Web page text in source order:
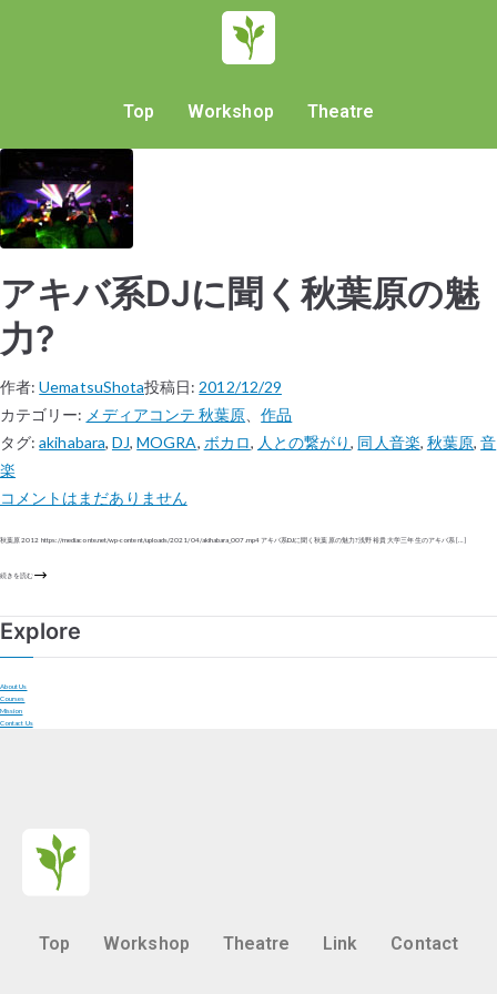
Top Workshop Theatre
アキバ系DJに聞く秋葉原の魅
力?
作者:UematsuShota投稿日: 2012/12/29
カテゴリー: メディアコンテ 秋葉原 、作品
タグ:akihabara, DJ,MOGRA, ボカロ, 人との繋がり, 同人音楽, 秋葉原,音
楽
コメントはまだありません
秋葉原 2012 https://mediaconte.net/wp-content/uploads/2021/04/akihabara_007.mp4 アキバ系DJに聞く秋葉原の魅力? 浅野 裕貴 大学三年生のアキバ系 […]
続きを読む
Explore
About Us
Courses
Mission
Contact Us
Top Workshop Theatre Link Contact